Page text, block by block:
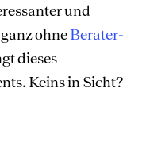
und
ohneBerater-
dieses
Keins in Sicht?